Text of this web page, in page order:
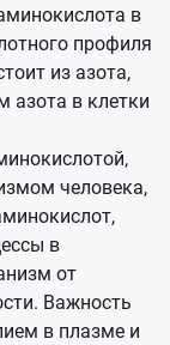
в
профиля
из азота,
азота в клетки
человека,
в
от
Важность
в плазме и